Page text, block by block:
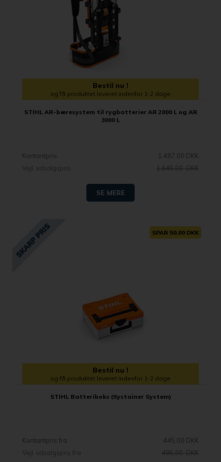
Bestil nu !
og få produktet leveret indenfor 1-2 dage
STIHL AR-bæresystem til rygbatterier AR 2000 L og AR
3000 L
Kontantpris
1.487,00 DKK
Vejl. udsalgspris
1.645,00 DKK
SE MERE
SPAR 50,00 DKK
Bestil nu !
og få produktet leveret indenfor 1-2 dage
STIHL Batteriboks (Systainer System)
Kontantpris fra
445,00 DKK
Vejl. udsalgspris fra
495,00 DKK